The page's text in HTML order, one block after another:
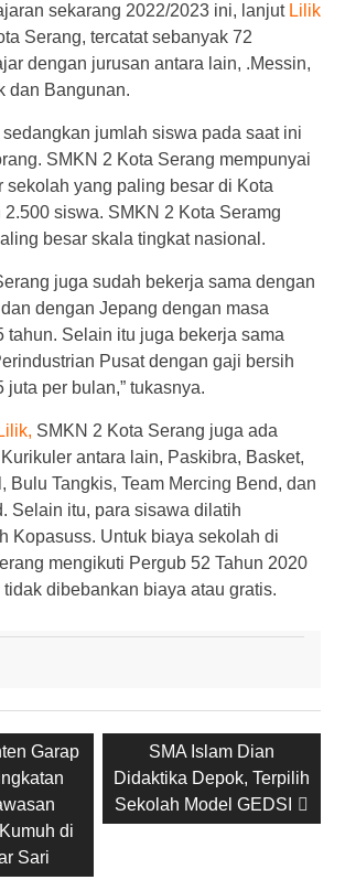
sekarang 2022/2023 ini, lanjut Lilik
Serang, tercatat sebanyak 72
dengan jurusan antara lain, .Messin,
dan Bangunan.
sedangkan jumlah siswa pada saat ini
SMKN 2 Kota Serang mempunyai
sekolah yang paling besar di Kota
siswa. SMKN 2 Kota Seramg
besar skala tingkat nasional.
juga sudah bekerja sama dengan
dengan Jepang dengan masa
tahun. Selain itu juga bekerja sama
Pusat dengan gaji bersih
juta per bulan,” tukasnya.
Lilik, SMKN 2 Kota Serang juga ada
antara lain, Paskibra, Basket,
Bulu Tangkis, Team Mercing Bend, dan
Selain itu, para sisawa dilatih
Kopasuss. Untuk biaya sekolah di
mengikuti Pergub 52 Tahun 2020
dibebankan biaya atau gratis.
Garap
di
Sari
Next
post:
SMA Islam Dian
Didaktika Depok, Terpilih
Sekolah Model GEDSI